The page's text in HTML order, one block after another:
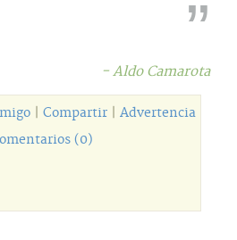
- Aldo Camarota
| Compartir| Advertencia
(0)